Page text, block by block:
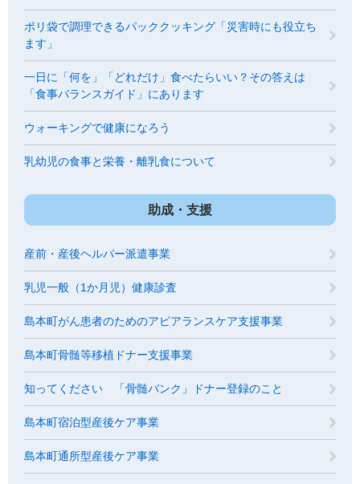
ポリ袋で調理できるパッククッキング「災害時にも役立ち
ます」
一日に「何を」「どれだけ」食べたらいい？その答えは
「食事バランスガイド」にあります
ウォーキングで健康になろう
乳幼児の食事と栄養・離乳食について
助成・支援
産前・産後ヘルパー派遣事業
乳児一般（1か月児）健康診査
島本町がん患者のためのアピアランスケア支援事業
島本町骨髄等移植ドナー支援事業
知ってください 「骨髄バンク」ドナー登録のこと
島本町宿泊型産後ケア事業
島本町通所型産後ケア事業